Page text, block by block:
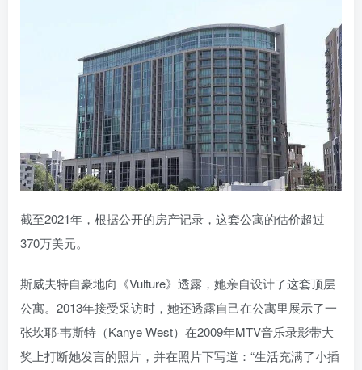
截至2021年，根据公开的房产记录，这套公寓的估价超过
370万美元。
斯威夫特自豪地向《Vulture》透露，她亲自设计了这套顶层
公寓。2013年接受采访时，她还透露自己在公寓里展示了一
张坎耶·韦斯特（Kanye West）在2009年MTV音乐录影带大
奖上打断她发言的照片，并在照片下写道：“生活充满了小插